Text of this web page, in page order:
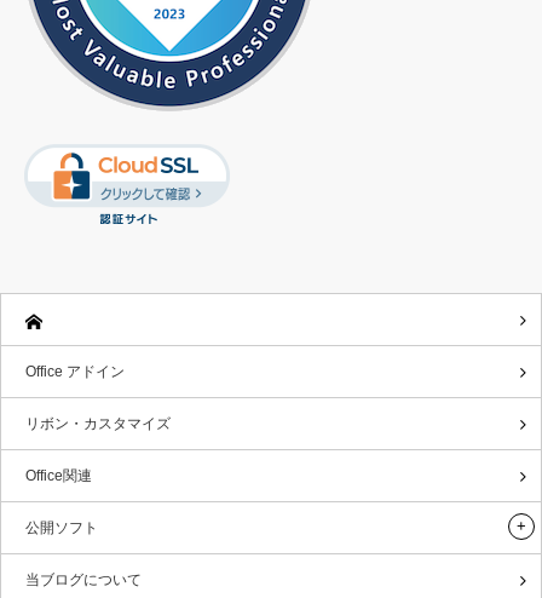
Office アドイン
リボン・カスタマイズ
Office関連
公開ソフト
当ブログについて